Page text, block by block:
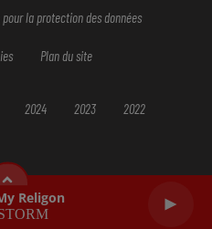
Religon
la protection des données
Plan du site
2024 2023 2022